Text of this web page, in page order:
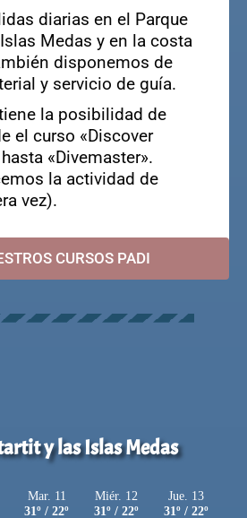
diarias en el Parque
Medas y en la costa
disponemos de
y servicio de guía.
la posibilidad de
el curso «Discover
«Divemaster».
la actividad de
vez).
CURSOS PADI
y las Islas Medas
Mar. 11
31º / 22º
Miér. 12
31º / 22º
Jue. 13
31º / 22º